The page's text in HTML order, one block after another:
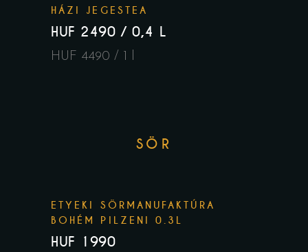
HÁZI JEGESTEA
HUF 2490 / 0,4 L
HUF 4490 / 1 l
SÖR
ETYEKI SÖRMANUFAKTÚRA
BOHÉM PILZENI 0.3L
HUF 1990